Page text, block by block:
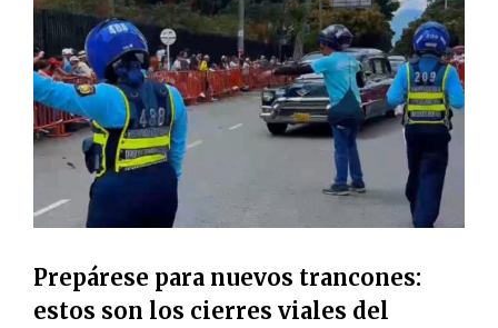
Prepárese para nuevos trancones:
estos son los cierres viales del